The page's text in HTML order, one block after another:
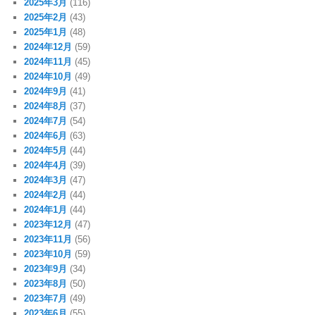
2025年3月 (116)
2025年2月 (43)
2025年1月 (48)
2024年12月 (59)
2024年11月 (45)
2024年10月 (49)
2024年9月 (41)
2024年8月 (37)
2024年7月 (54)
2024年6月 (63)
2024年5月 (44)
2024年4月 (39)
2024年3月 (47)
2024年2月 (44)
2024年1月 (44)
2023年12月 (47)
2023年11月 (56)
2023年10月 (59)
2023年9月 (34)
2023年8月 (50)
2023年7月 (49)